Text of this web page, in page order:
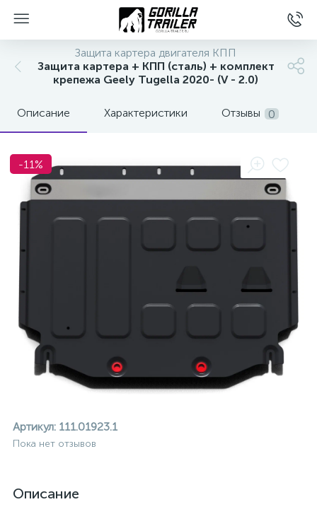
Защита картера двигателя КПП
Защита картера + КПП (сталь) + комплект
крепежа Geely Tugella 2020- (V - 2.0)
Описание Характеристики Отзывы 0
-11%
Артикул: 111.01923.1
Пока нет отзывов
Описание